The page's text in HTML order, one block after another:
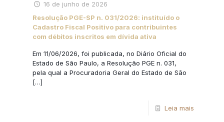
16 de junho de 2026
Resolução PGE-SP n. 031/2026: instituído o
Cadastro Fiscal Positivo para contribuintes
com débitos inscritos em dívida ativa
Em 11/06/2026, foi publicada, no Diário Oficial do
Estado de São Paulo, a Resolução PGE n. 031,
pela qual a Procuradoria Geral do Estado de São
[…]
Leia mais